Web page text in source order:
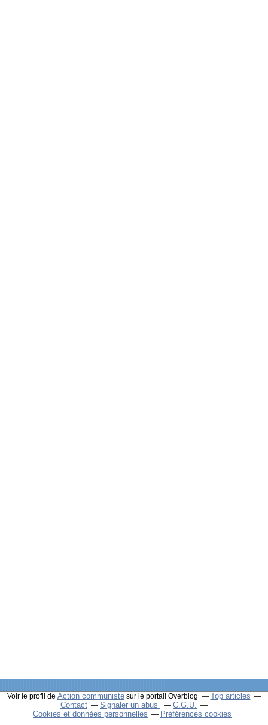
Voir le profil de Action communistesur le portail Overblog
Top articles
Contact
Signaler un abus
C.G.U.
Cookies et données personnelles
Préférences cookies